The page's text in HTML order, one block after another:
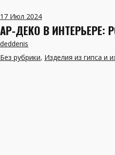
17 Июл 2024
АР-ДЕКО В ИНТЕРЬЕРЕ:
deddenis
Без рубрики, Изделия из гипса и